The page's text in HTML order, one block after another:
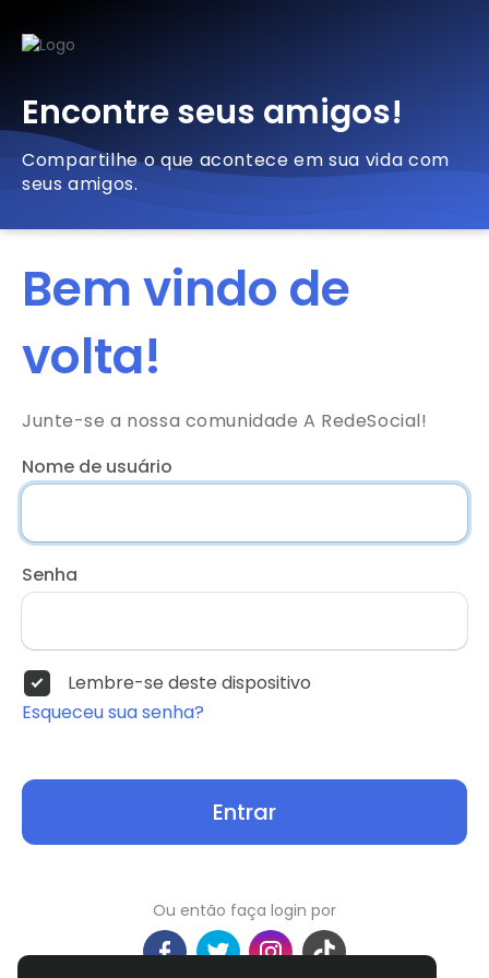
Encontre seus amigos!
Compartilhe o que acontece em sua vida com
seus amigos.
Bem vindo de
volta!
Junte-se a nossa comunidade A RedeSocial!
Nome de usuário
Senha
Lembre-se deste dispositivo
Esqueceu sua senha?
Entrar
Ou então faça login por